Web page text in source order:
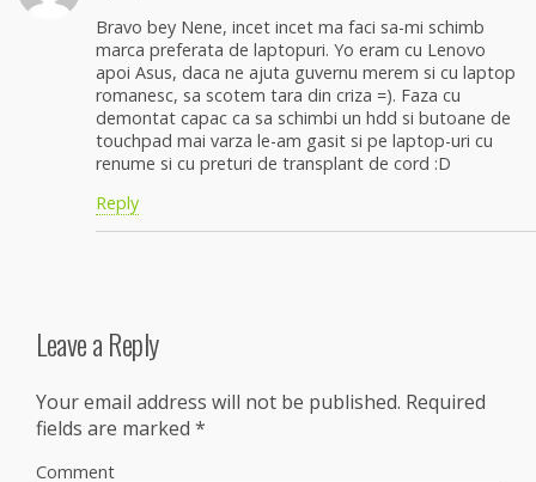
Bravo bey Nene, incet incet ma faci sa-mi schimb
marca preferata de laptopuri. Yo eram cu Lenovo
apoi Asus, daca ne ajuta guvernu merem si cu laptop
romanesc, sa scotem tara din criza =). Faza cu
demontat capac ca sa schimbi un hdd si butoane de
touchpad mai varza le-am gasit si pe laptop-uri cu
renume si cu preturi de transplant de cord :D
Reply
Leave a Reply
Your email address will not be published. Required
fields are marked *
Comment